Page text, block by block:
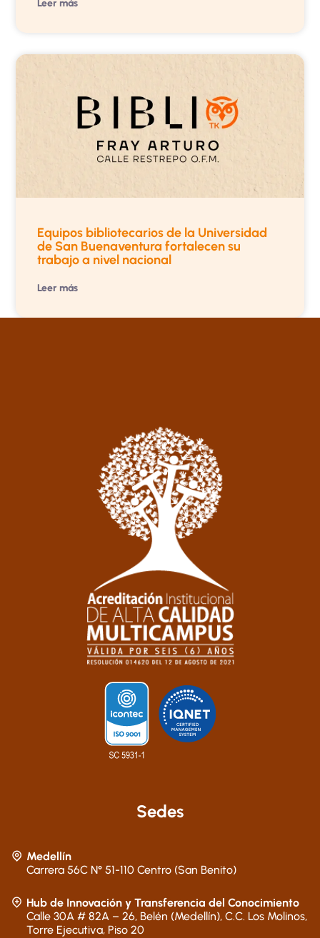
Leer más
Equipos bibliotecarios de la Universidad
de San Buenaventura fortalecen su
trabajo a nivel nacional
Leer más
Sedes
Medellín
Carrera 56C N° 51-110 Centro (San Benito)
Hub de Innovación y Transferencia del Conocimiento
Calle 30A # 82A – 26, Belén (Medellín), C.C. Los Molinos,
Torre Ejecutiva, Piso 20